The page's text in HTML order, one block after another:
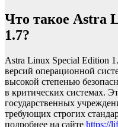
Что такое Astra
1.7?
Astra Linux Special Edition
версий операционной
высокой степенью
в критических системах.
государственных
требующих строгих
подробнее на сайте https://